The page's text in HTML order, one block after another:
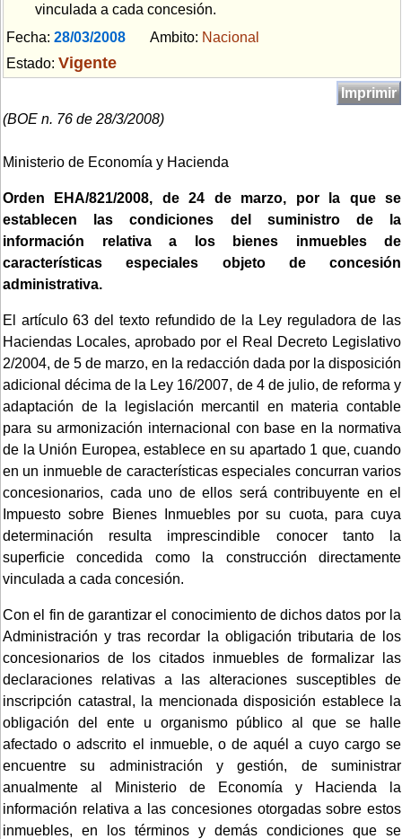
vinculada a cada concesión.
Fecha: 28/03/2008 Ambito: Nacional
Estado: Vigente
Imprimir
(BOE n. 76 de 28/3/2008)
Ministerio de Economía y Hacienda
Orden EHA/821/2008, de 24 de marzo, por la que se
establecen las condiciones del suministro de la
información relativa a los bienes inmuebles de
características especiales objeto de concesión
administrativa.
El artículo 63 del texto refundido de la Ley reguladora de las
Haciendas Locales, aprobado por el Real Decreto Legislativo
2/2004, de 5 de marzo, en la redacción dada por la disposición
adicional décima de la Ley 16/2007, de 4 de julio, de reforma y
adaptación de la legislación mercantil en materia contable
para su armonización internacional con base en la normativa
de la Unión Europea, establece en su apartado 1 que, cuando
en un inmueble de características especiales concurran varios
concesionarios, cada uno de ellos será contribuyente en el
Impuesto sobre Bienes Inmuebles por su cuota, para cuya
determinación resulta imprescindible conocer tanto la
superficie concedida como la construcción directamente
vinculada a cada concesión.
Con el fin de garantizar el conocimiento de dichos datos por la
Administración y tras recordar la obligación tributaria de los
concesionarios de los citados inmuebles de formalizar las
declaraciones relativas a las alteraciones susceptibles de
inscripción catastral, la mencionada disposición establece la
obligación del ente u organismo público al que se halle
afectado o adscrito el inmueble, o de aquél a cuyo cargo se
encuentre su administración y gestión, de suministrar
anualmente al Ministerio de Economía y Hacienda la
información relativa a las concesiones otorgadas sobre estos
inmuebles, en los términos y demás condiciones que se